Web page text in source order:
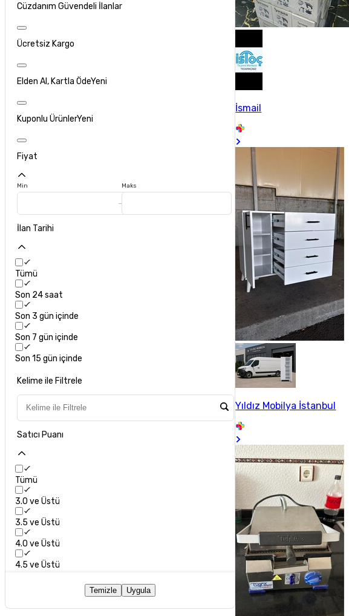
Cüzdanım Güvendeli İlanlar
Ücretsiz Kargo
Elden Al, Kartla ÖdeYeni
Kuponlu ÜrünlerYeni
Fiyat
Min Maks
İlan Tarihi
Tümü
Son 24 saat
Son 3 gün içinde
Son 7 gün içinde
Son 15 gün içinde
Kelime ile Filtrele
Satıcı Puanı
Tümü
3.0 ve Üstü
3.5 ve Üstü
4.0 ve Üstü
4.5 ve Üstü
Temizle Uygula
İsmail
Yıldız Mobilya İstanbul